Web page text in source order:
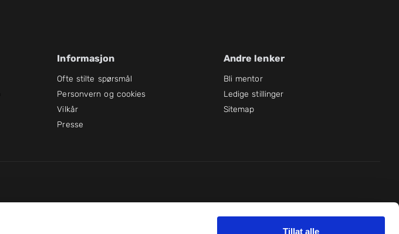
Tillat alle
Informasjon
Ofte stilte spørsmål
Personvern og cookies
Vilkår
Presse
Andre lenker
Bli mentor
Ledige stillinger
Sitemap
Det handler om lærelyst og mestring!